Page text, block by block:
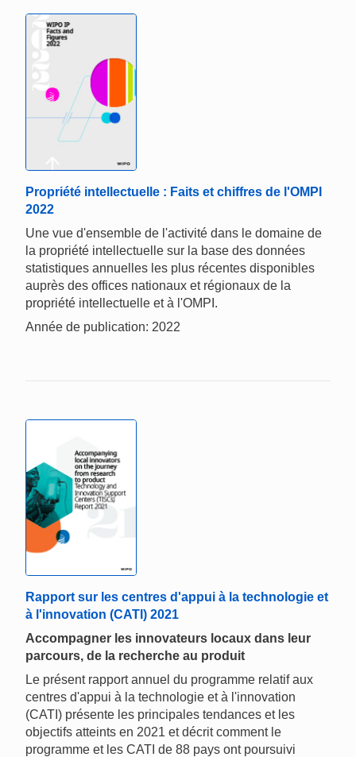
Propriété intellectuelle : Faits et chiffres de l'OMPI
2022
Une vue d'ensemble de l'activité dans le domaine de
la propriété intellectuelle sur la base des données
statistiques annuelles les plus récentes disponibles
auprès des offices nationaux et régionaux de la
propriété intellectuelle et à l'OMPI.
Année de publication: 2022
Rapport sur les centres d'appui à la technologie et
à l'innovation (CATI) 2021
Accompagner les innovateurs locaux dans leur
parcours, de la recherche au produit
Le présent rapport annuel du programme relatif aux
centres d'appui à la technologie et à l'innovation
(CATI) présente les principales tendances et les
objectifs atteints en 2021 et décrit comment le
programme et les CATI de 88 pays ont poursuivi